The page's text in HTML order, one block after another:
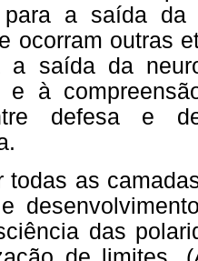
para a saída
ocorram outras
a saída da
e à
defesa e
todas as
das